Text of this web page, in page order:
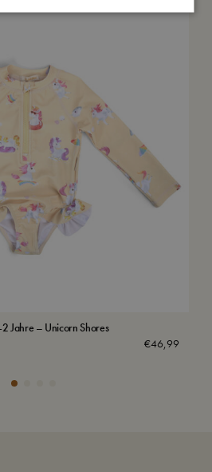
Jahre – Unicorn Shores
€46,99